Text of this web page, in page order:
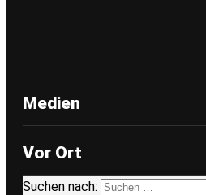
Medien
Vor Ort
Suchen nach: